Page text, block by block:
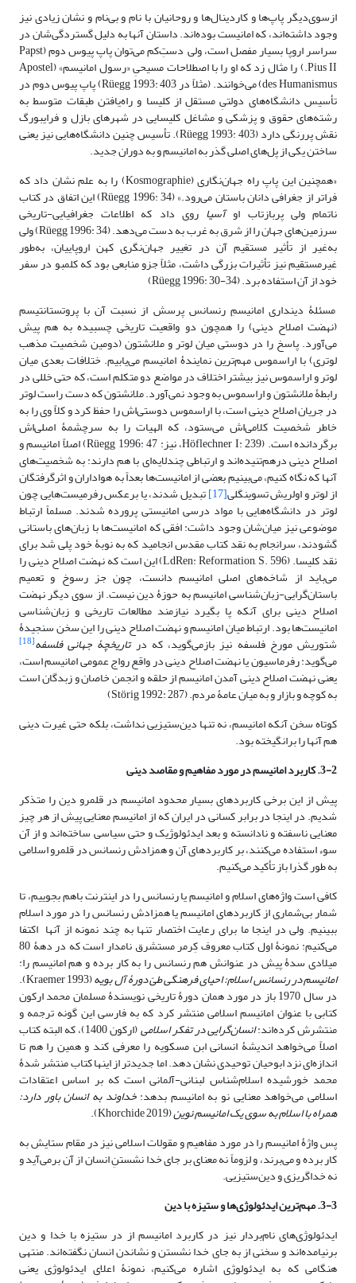
ازسوی‌دیگر پاپ‌ها و کاردینال‌ها و روحانیان با نام و بی‌نام و نشان زیادی نیز
وجود داشته‌اند، که امانیست بوده‌اند. داستان آنها به دلیل گستردگی‌شان در
سراسر اروپا بسیار مفصل است، ولی دستِ‌کم می‌توان پاپ پیوس دوم (Papst
Pius II.) را مثال زد که او را با اصطلاحات مسیحیِ «رسول امانیسم» (Apostel
des Humanismus) می‌خوانند. (مثلاً در Rüegg 1993: 403) پاپ پیوس دوم در
تأسیس دانشگاه‌های دولتیِ مستقلِ از کلیسا و راه‌یافتن طبقات متوسط به
رشته‌های حقوق و پزشکی و مشاغل کلیسایی در شهرهای بازل و فرایبورگ
نقش پررنگی دارد (Rüegg 1993: 403). تأسیس چنین دانشگاه‌هایی نیز یعنی
ساختن یکی از پل‌های اصلی گذر به امانیسم و به دوران جدید.
«همچنین این پاپ راه جهان‌نگاری (Kosmographie) را به علم نشان داد که
فراتر از جغرافی دانان باستان می‌رود.» (Rüegg 1996: 34) این اتفاق در کتاب
ناتمام ولی پربازتاب اوآسیا روی داد که اطلاعات جغرافیایی-تاریخی
سرزمین‌های جهان را از شرق به غرب به دست می‌دهد. (Rüegg 1996: 34) ولی
به‌غیر از تأثیر مستقیم آن در تغییر جهان‌نگری کهن اروپاییان، به‌طور
غیرمستقیم نیز تأثیرات بزرگی داشت، مثلاً جزو منابعی بود که کلمبو در سفر
خود از آن استفاده برد. (Rüegg 1996: 30-34)
مسئلۀ دینداری امانیسمِ رنسانس پرسش از نسبت آن با پروتستانتیسم
(نهضت اصلاح دینی) را همچون دو واقعیت تاریخی چسبیده به هم پیش
می‌آورد. پاسخ را در دوستی میان لوتر و ملانشتون (دومین شخصیت مذهب
لوتری) با اراسموس مهم‌ترین نمایندۀ امانیسم می‌یابیم. ختلافات بعدی میان
لوتر و اراسموس نیز بیشتر اختلاف در مواضع دو متکلم است، که حتی خللی در
رابطۀ ملانشتون و اراسموس به وجود نمی‌آورد. ملانشتون که دست راست لوتر
در جریان اصلاح دینی ا‌ست، با اراسموس دوستی‌اش را حفظ کرد و کلاً وی را به
خاطر شخصیت کلامی‌اش می‌ستود، که الهیات را به سرچشمۀ اصلی‌اش
برگردانده است. (Höflechner I: 239، نیز: Rüegg 1996: 47) اصلاً امانیسم و
اصلاح دینی درهم‌تنیده‌اند و ارتباطی چندلایه‌ای با هم دارند: به شخصیت‌های
آنها که نگاه کنیم، می‌بینیم بعضی از امانیست‌ها بعداً به هواداران و اثرگرفتگان
از لوتر و اولریش تسوینگلی[17] تبدیل شدند، یا برعکس رفرمیست‌هایی چون
لوتر در دانشگاه‌هایی با مواد درسی امانیستی پرورده شدند. مسلماً ارتباط
موضوعی نیز میان‌شان وجود داشت: افقی که امانیست‌ها با زبان‌های باستانی
گشودند، سرانجام به نقد کتاب مقدس انجامید که به نوبۀ خود پلی شد برای
نقد کلیسا. (LdRen: Reformation, S. 596) این ‌است ‌که نهضت اصلاح دینی را
می‌باید از شاخه‌های اصلی امانیسم دانست، چون جز رسوخ و تعمیم
باستان‌گرایی-زبان‌شناسی امانیسم به حوزۀ دین نیست. از سوی ‌دیگر نهضت
اصلاح دینی برای آنکه پا بگیرد نیازمند مطالعات تاریخی و زبان‌شناسی
امانیست‌ها بود. ارتباط میان امانیسم و نهضت اصلاح دینی را این سخن سنجیدۀ
شتوریش مورخ فلسفه نیز بازمی‌گوید، که درتاریخچۀ جهانی فلسفه[18]
می‌گوید: رفرماسیون یا نهضت اصلاح دینی در واقع رواج عمومی امانیسم است،
یعنی نهضت اصلاح دینی آمدن امانیسم از حلقه و انجمن خاصان و زبدگان است
به کوچه و بازار و به میان عامۀ مردم. (Störig 1992: 287)
کوتاه سخن آنکه امانیسم، نه تنها دین‌ستیزیی نداشت، بلکه حتی غیرت دینی
هم آنها را برانگیخته بود.
3-2. کاربرد امانیسم در مورد مفاهیم و مقاصد دینی
پیش از این برخی کاربردهای بسیار محدود امانیسم در قلمرو دین را متذکر
شدیم. در اینجا در برابر کسانی در ایران که از امانیسم معنایی پیش از هر چیز
معنایی ناسفته و نادانسته و بعد ایدئولوژیک و حتی سیاسی ساخته‌اند و از آن
سوء استفاده می‌کنند، بر کاربردهای آن و همزادش رنسانس در قلمرو اسلامی
به طور گذرا باز تأکید می‌کنیم.
کافی است واژه‌های اسلام و امانیسم یا رنسانس را در اینترنت باهم بجوییم، تا
شمار بی‌شماری از کاربردهای امانیسم یا همزادش رنسانس را در مورد اسلام
ببینیم. ولی در اینجا ما برای رعایت اختصار تنها به چند نمونه از آنها اکتفا
می‌کنیم: نمونۀ اول کتاب معروف کِرمر مستشرق نامدار است که در دهۀ 80
میلادی سدۀ پیش در عنوانش هم رنسانس را به کار برده و هم امانیسم را:
امانیسم در رنسانس اسلام: احیای فرهنگی طیّ دورۀ آل بویه (Kraemer 1993).
در سال 1970 باز در مورد همان دورۀ تاریخی نویسندۀ مسلمان محمد ارکون
کتابی با عنوان امانیسم اسلامی منتشر کرد که به فارسی این گونه ترجمه و
منتشرش کرده‌اند:انسان‌گرایی در تفکر اسلامی (ارکون 1400)، که البته کتاب
اصلاً می‌خواهد ‌اندیشۀ انسانی ابن مسکویه را معرفی کند و همین را هم تا
اندازه‌ای نزد ابوحیان توحیدی نشان دهد. اما جدیدتر از اینها کتاب منتشر شدۀ
محمد خورشیده اسلام‌شناس لبنانی-آلمانی است که بر اساس اعتقادات
اسلامی می‌خواهد معنایی نو به امانیسم بدهد:خداوند به انسان باور دارد:
همراه با اسلام به سوی یک امانیسم نوین(Khorchide 2019).
پس واژۀ امانیسم را در مورد مفاهیم و مقولات اسلامی نیز در مقام ستایش به
کار برده و می‌برند، و لزوماً نه معنای بر جای خدا نشستنِ انسان از آن برمی‌آید و
نه خداگریزی و دین‌ستیزیی.
3-3. مهم‌ترین ایدئولوژی‌ها و ستیزه با دین
ایدئولوژی‌های نام‌بردار نیز در کاربرد امانیسم از در ستیزه با خدا و دین
برنیامده‌اند و سخنی از به جای خدا نشستن و نشاندن انسان نگفته‌اند. منتهی
هنگامی که به ایدئولوژی اشاره می‌کنیم، نمونۀ اعلای ایدئولوژی یعنی